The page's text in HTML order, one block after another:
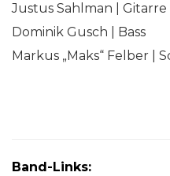
Justus Sahlman | Gitarre
Dominik Gusch | Bass
Markus „Maks“ Felber |
Band-Links: